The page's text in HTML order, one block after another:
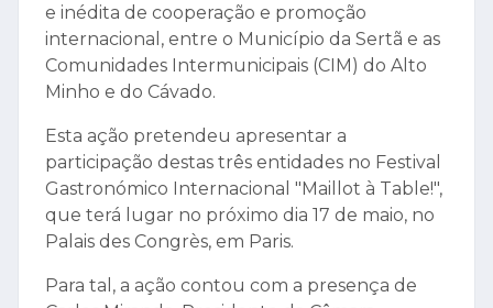
e inédita de cooperação e promoção
internacional, entre o Município da Sertã e as
Comunidades Intermunicipais (CIM) do Alto
Minho e do Cávado.
Esta ação pretendeu apresentar a
participação destas três entidades no Festival
Gastronómico Internacional "Maillot à Table!",
que terá lugar no próximo dia 17 de maio, no
Palais des Congrès, em Paris.
Para tal, a ação contou com a presença de